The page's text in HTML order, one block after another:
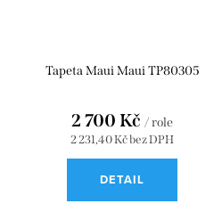
Tapeta Maui Maui TP80305
2 231,40 Kč bez DPH
2 700 Kč / role
DETAIL